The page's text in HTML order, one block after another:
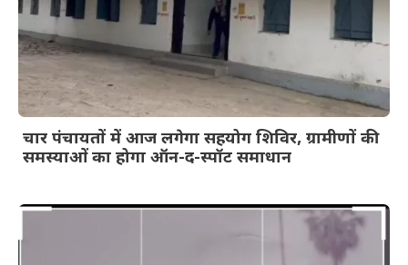
चार पंचायतों में आज लगेगा सहयोग शिविर, ग्रामीणों की
समस्याओं का होगा ऑन-द-स्पॉट समाधान